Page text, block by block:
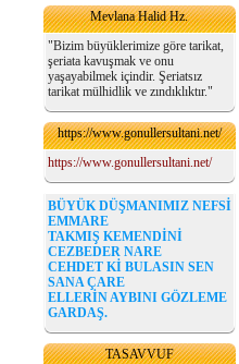
Mevlana Halid Hz.
"Bizim büyüklerimize göre tarikat,
şeriata kavuşmak ve onu
yaşayabilmek içindir. Şeriatsız
tarikat mülhidlik ve zındıklıktır."
https://www.gonullersultani.net/
https://www.gonullersultani.net/
BÜYÜK DÜŞMANIMIZ NEFSİ
EMMARE
TAKMIŞ KEMENDİNİ
CEZBEDER NARE
CEHDET Kİ BULASIN SEN
SANA ÇARE
ELLERİN AYBINI GÖZLEME
GARDAŞ.
TASAVVUF